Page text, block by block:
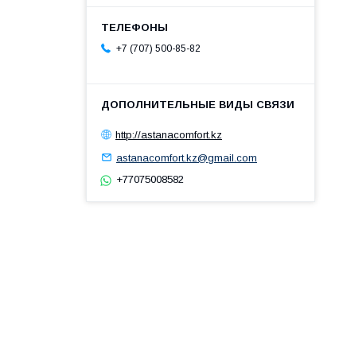
+7 (707) 500-85-82
http://astanacomfort.kz
astanacomfort.kz@gmail.com
+77075008582